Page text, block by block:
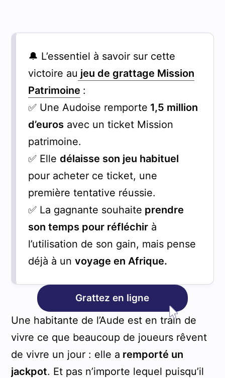
🔔 L’essentiel à savoir sur cette
victoire au jeu de grattage Mission
Patrimoine :
✅ Une Audoise remporte 1,5 million
d’eurosavec un ticket Mission
patrimoine.
✅ Elle délaisse son jeu habituel
pour acheter ce ticket, une
première tentative réussie.
✅ La gagnante souhaite prendre
son temps pour réfléchirà
l’utilisation de son gain, mais pense
déjà à un voyage en Afrique.
Grattez en ligne
Une habitante de l’Aude est en train de
vivre ce que beaucoup de joueurs rêvent
de vivre un jour : elle a remporté un
jackpot. Et pas n’importe lequel puisqu’il